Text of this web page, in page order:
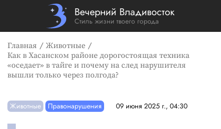
Вечерний Владивосток
Стиль жизни твоего города
Главная
Животные
Как в Хасанском районе дорогостоящая техника
«оседает» в тайге и почему на след нарушителя
вышли только через полгода?
Животные Правонарушения 09 июня 2025 г., 04:30